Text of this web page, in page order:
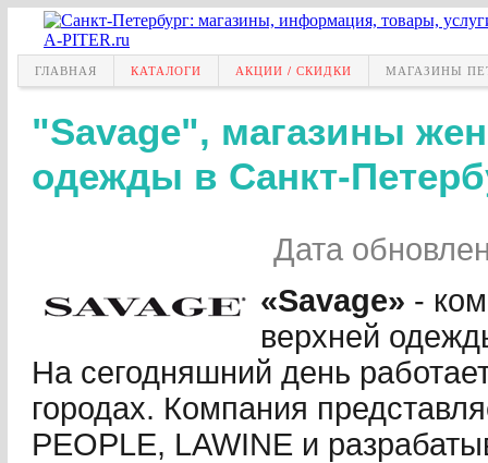
ГЛАВНАЯ КАТАЛОГИ АКЦИИ / СКИДКИ МАГАЗИНЫ
"Savage", магазины
одежды в Санкт-
Дата
«Savage» -
верхней
На сегодняшний день
городах. Компания
PEOPLE, LAWINE и